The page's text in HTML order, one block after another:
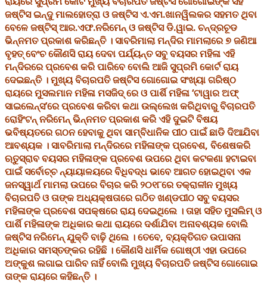
ଜଷ୍ଟିସ ଇନ୍ଦୁ ମାଲହୋତ୍ରା ଓ ଜଷ୍ଟିସ ଏ.ଏମ.ଖାନୱିଲକର ସହମତ ଥିବା
ବେଳେ ଜଷ୍ଟିସ୍ ଆର.ଏଫ.ନରିମେନ୍ ଓ ଜଷ୍ଟିସ ଡି.ୱାଇ. ଚନ୍ଦ୍ରଚୂଡ
ଭିନ୍ନମତ ପ୍ରକାଶ କରିଛନ୍ତି । ସାବରିମାଲା ମନ୍ଦିର ମାମଲାରେ ୭ ଜଣିଆ
ବୃହତ୍ ବେଂଚ କୌଣସି ରାୟ ଦେବା ପର୍ଯ୍ୟନ୍ତ ସବୁ ବୟସର ମହିଳା ଏହି
ମନ୍ଦିରରେ ପ୍ରବେଶ କରି ପାରିବେ ବୋଲି ଆଜି ସୁପ୍ରମି କୋର୍ଟ ରାୟ
ଦେଇଛନ୍ତି । ମୁଖ୍ୟ ବିଚାରପତି ଜଷ୍ଟିସ ଗୋଗୋଇ ସଂଖ୍ୟା ଗରିଷ୍ଠ
ରାୟରେ ମୁସଲମାନ ମହିଳା ମସଜିଦ୍ ରେ ଓ ପାର୍ଶି ମହିଳା ‘ଟାୱାର ଅଫ୍
ସାଇଲେନ୍ସ’ରେ ପ୍ରବେଶ କରିବା କଥା ଉଲ୍ଲେଖ କରିଥିବାରୁ ବିଚାରପତି
ରୋହିଂଟନ୍ ନରିମେନ୍ ଭିନ୍ନମତ ପ୍ରକାଶ କରି ଏହି ଦୁଇଟି ବିଷୟ
ଭବିଷ୍ୟତରେ ଗଠନ ହେବାକୁ ଥିବା ସାମ୍ବିଧାନିକ ପୀଠ ପାଇଁ ଛାଡି ଦିଆଯିବା
ଆବଶ୍ୟକ । ସାବରିମାଲା ମନ୍ଦିରରେ ମହିଳାଙ୍କ ପ୍ରବେଶ, ବିଶେଷକରି
ଋତୁସ୍ରାବ ବୟସର ମହିଳାଙ୍କ ପ୍ରବେଶ ଉପରେ ଥିବା କଟକଣା ହଟାଇବା
ପାଇଁ ସର୍ବୋଚ୍ଚ ନ୍ୟାୟାଳୟରେ ବିଧିବଦ୍ଧ ଭାବେ ଆଗତ ହୋଇଥିବା ଏକ
ଜନସ୍ୱାର୍ଥ ମାମଲା ଉପରେ ବିଚାର କରି ୨୦୧୮ରେ ତକ୍ରାଳୀନ ମୁଖ୍ୟ
ବିଚାରପତି ଓ ତାଙ୍କ ଅଧ୍ୟକ୍ଷତାରେ ଗଠିତ ଖଣ୍ଡପୀଠ ସବୁ ବୟସର
ମହିଳାଙ୍କ ପ୍ରବେଶ ସପକ୍ଷରେ ରାୟ ଦେଇଥିଲେ । ତାହା ସହିତ ମୁସଲିମ୍ ଓ
ପାର୍ଶି ମହିଳାଙ୍କ ଅଧିକାର କଥା ରାୟରେ ଦର୍ଶାଯିବା ଅନାବଶ୍ୟକ ବୋଲି
ଜଷ୍ଟିସ ନରିମେନ୍ ଯୁକ୍ତି ବାଢ଼ି ଥିଲେ । ତେବେ, ବ୍ୟକ୍ତିଗତ ଉପାସନା
ଅଧିକାର ସମସ୍ତଙ୍କର ରହିଛି । କୌଣସି ଧାର୍ମିକ ଗୋଷ୍ଠୀ ଏହା ଉପରେ
ଅଙ୍କୁଶ ଲଗାଇ ପାରିବ ନାହିଁ ବୋଲି ମୁଖ୍ୟ ବିଚାରପତି ଜଷ୍ଟିସ ଗୋଗୋଇ
ତାଙ୍କ ରାୟରେ କହିଛନ୍ତି ।